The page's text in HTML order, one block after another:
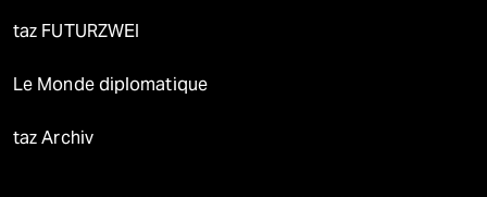
taz FUTURZWEI
Le Monde diplomatique
taz Archiv